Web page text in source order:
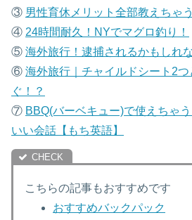
③ 男性育休メリット全部教えちゃ
④ 24時間耐久！NYでマグロ釣り！
⑤ 海外旅行！逮捕されるかもしれ
⑥ 海外旅行｜チャイルドシート2
ぐ！？
⑦ BBQ(バーベキュー)で使えちゃ
いい会話【もち英語】
こちらの記事もおすすめです
おすすめバックパック